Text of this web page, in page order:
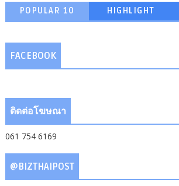
POPULAR 10 HIGHLIGHT
FACEBOOK
ติดต่อโฆษณา
061 754 6169
@BIZTHAIPOST